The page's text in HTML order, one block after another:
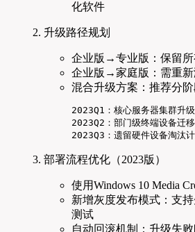
化软件
升级路径规划
企业版→专业版：保留
企业版→家庭版：需重
混合升级方案：推荐分阶
2023Q1：核心服务器集群升级
2023Q2：部门级终端设备迁移
2023Q3：遗留硬件设备淘汰计
部署流程优化（2023版）
使用Windows 10 Media
新增灰度发布模式：支
测试
自动回滚机制：升级失